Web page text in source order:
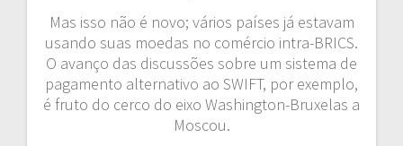
Mas isso não é novo; vários países já estavam
usando suas moedas no comércio intra-BRICS.
O avanço das discussões sobre um sistema de
pagamento alternativo ao SWIFT, por exemplo,
é fruto do cerco do eixo Washington-Bruxelas a
Moscou.